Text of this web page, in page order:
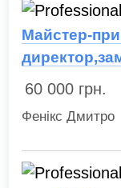
Майстер-
60 000 грн.
Фенікс Дмитро